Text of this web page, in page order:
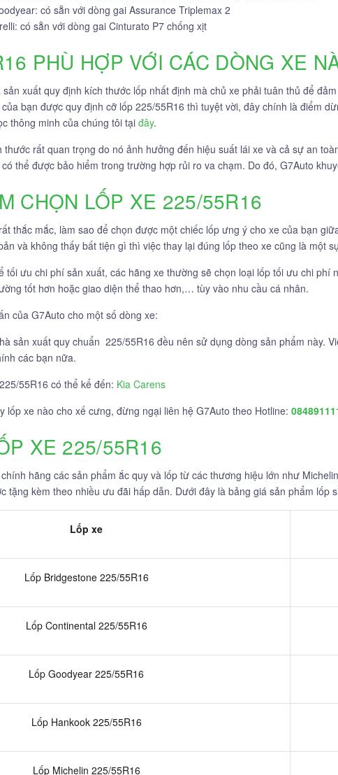
có sẵn với dòng gai Assurance Triplemax 2
có sẵn với dòng gai Cinturato P7 chống xịt
PHÙ HỢP VỚI CÁC DÒNG XE
xuất quy định kích thước lốp nhất định mà chủ xe phải tuân thủ để
bạn được quy định cỡ lốp 225/55R16 thì tuyệt vời, đây chính là điểm
thông minh của chúng tôi tại đây.
thước rất quan trọng do nó ảnh hưởng đến hiệu suất lái xe và cả sự an
thể được bảo hiểm trong trường hợp rủi ro va chạm. Do đó, G7Auto
CHỌN LỐP XE 225/55R16
thắc mắc, làm sao để chọn được một chiếc lốp ưng ý cho xe của bạn
và không thấy bất tiện gì thì việc thay lại đúng lốp theo xe cũng là một
tối ưu chi phí sản xuất, các hãng xe thường sẽ chọn loại lốp tối ưu chi
tốt hơn hoặc giao diện thể thao hơn,… tùy vào nhu cầu cá nhân.
của G7Auto cho một số dòng xe:
sản xuất quy chuẩn 225/55R16 đều nên sử dụng dòng sản phẩm này.
các bạn nữa.
55R16 có thể kể đến: Kia Carens
lốp xe nào cho xế cưng, đừng ngại liên hệ G7Auto theo Hotline:
XE 225/55R16
hãng các sản phẩm ắc quy và lốp từ các thương hiệu lớn như
tặng kèm theo nhiều ưu đãi hấp dẫn. Dưới đây là bảng giá sản phẩm lốp
Lốp xe
Lốp Bridgestone 225/55R16
Lốp Continental 225/55R16
Lốp Goodyear 225/55R16
Lốp Hankook 225/55R16
Lốp Michelin 225/55R16